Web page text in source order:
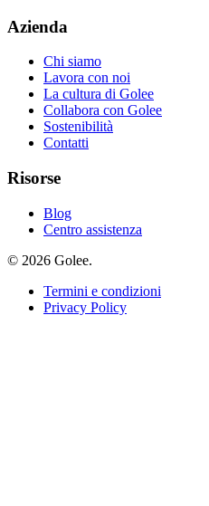
Azienda
Chi siamo
Lavora con noi
La cultura di Golee
Collabora con Golee
Sostenibilità
Contatti
Risorse
Blog
Centro assistenza
© 2026 Golee.
Termini e condizioni
Privacy Policy